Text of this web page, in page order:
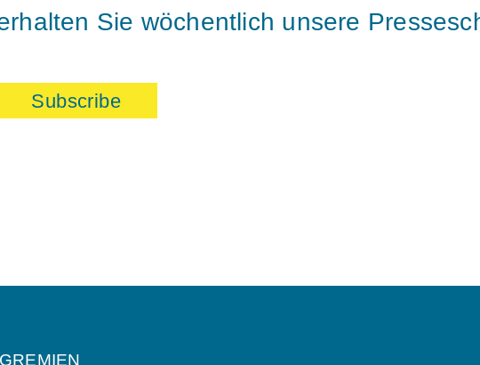
Sie wöchentlich unsere
Subscribe
GREMIEN